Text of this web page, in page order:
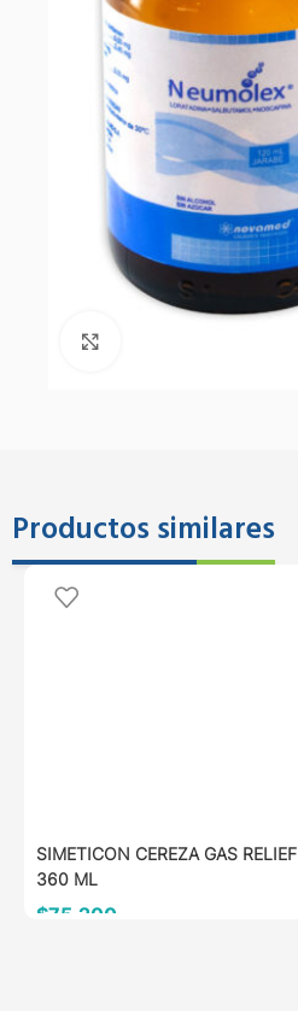
Productos similares
SIMETICON CEREZA GAS RELIEF
360 ML
$75.200